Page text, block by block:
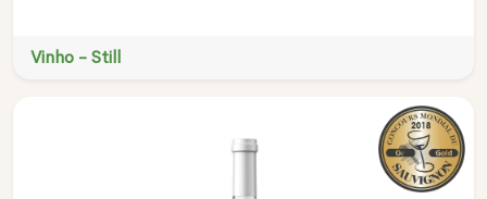
Vinho - Still